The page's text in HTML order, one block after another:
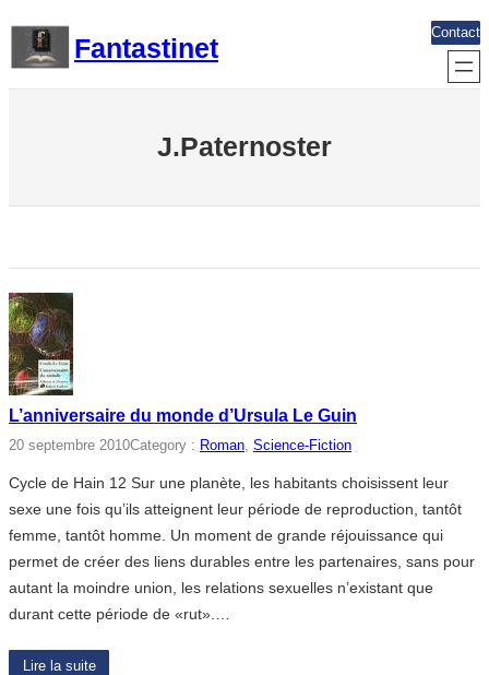
contenu
Fantastinet
Contact
J.Paternoster
L’anniversaire du monde d’Ursula Le Guin
20 septembre 2010Category : Roman, Science-Fiction
Cycle de Hain 12 Sur une planète, les habitants choisissent leur
sexe une fois qu’ils atteignent leur période de reproduction, tantôt
femme, tantôt homme. Un moment de grande réjouissance qui
permet de créer des liens durables entre les partenaires, sans pour
autant la moindre union, les relations sexuelles n’existant que
durant cette période de «rut».…
Lire la suite